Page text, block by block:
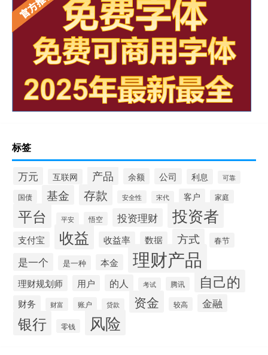
标签
万元 互联网 产品 余额 公司 利息 可靠
国债 基金 存款 安全性 宋代 客户 家庭
平台 平安 悟空 投资理财 投资者
支付宝 收益 收益率 数据 方式 春节
是一个 是一种 本金 理财产品
理财规划师 用户 的人 考试 腾讯 自己的
财务 财富 账户 贷款 资金 较高 金融
银行 零钱 风险